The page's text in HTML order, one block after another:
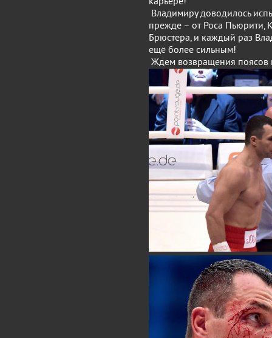
Владимиру доводилось
прежде – от Роса Пьюрити,
Брюстера, и каждый раз
ещё более сильным!
Ждем возвращения поясов